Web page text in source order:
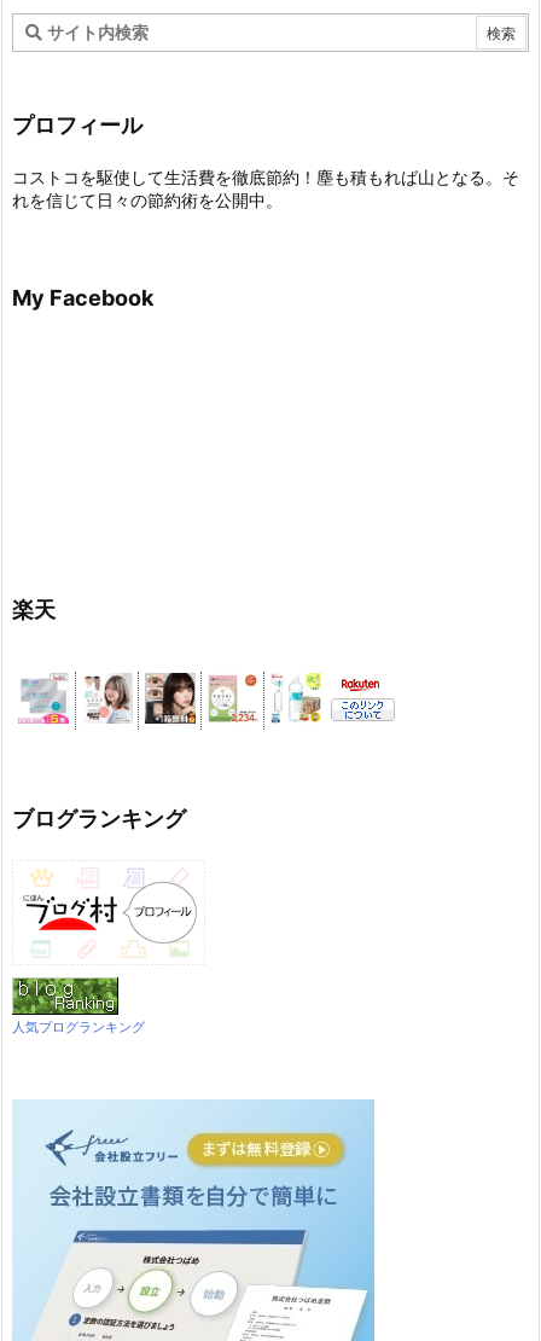
プロフィール
コストコを駆使して生活費を徹底節約！塵も積もれば山となる。そ
れを信じて日々の節約術を公開中。
My Facebook
楽天
ブログランキング
人気ブログランキング